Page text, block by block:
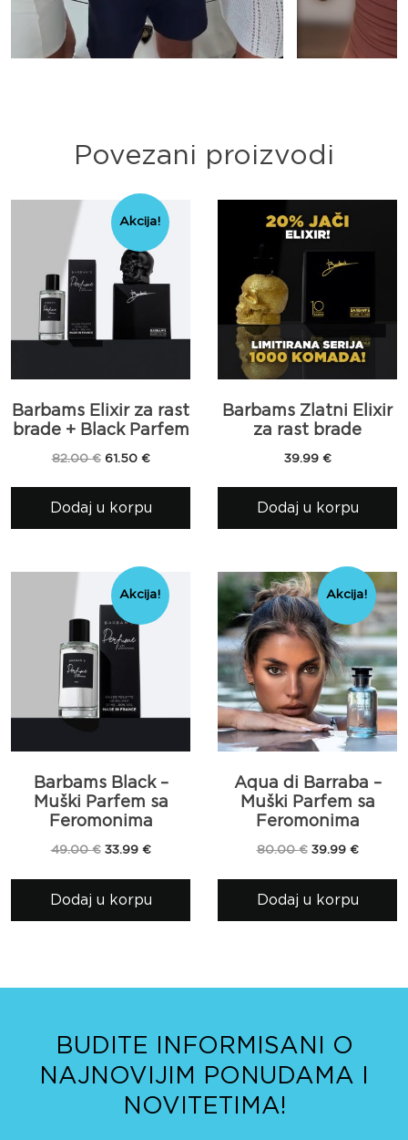
Povezani proizvodi
Akcija!
Barbams Elixir za rast
brade + Black Parfem
82.00€ Originalna
bila:
82.00 €.
61.50 €Trenutna
61.50 €.
Dodaj u korpu
Barbams Zlatni Elixir
za rast brade
39.99 €
Dodaj u korpu
Akcija!
Barbams Black –
Muški Parfem sa
Feromonima
49.00€ Originalna
bila:
49.00 €.
33.99 €Trenutna
33.99 €.
Dodaj u korpu
Akcija!
Aqua di Barraba –
Muški Parfem sa
Feromonima
80.00€ Originalna
bila:
80.00 €.
39.99 €
39.99 €.
Dodaj u korpu
BUDITE INFORMISANI O
NAJNOVIJIM PONUDAMA I
NOVITETIMA!